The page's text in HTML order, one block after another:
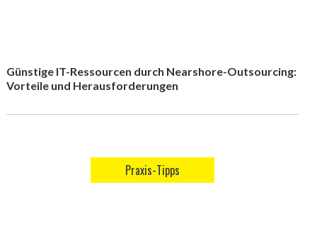
Günstige IT-Ressourcen durch Nearshore-Outsourcing:
Vorteile und Herausforderungen
Praxis-Tipps